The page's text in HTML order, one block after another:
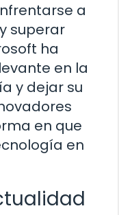
a
superar
ha
en la
y dejar su
en que
en